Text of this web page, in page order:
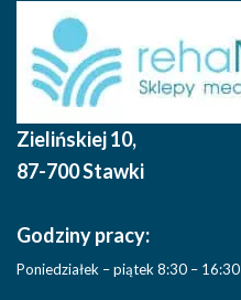
Zielińskiej 10,
87-700 Stawki
Godziny pracy:
Poniedziałek – piątek 8:30 – 16:30